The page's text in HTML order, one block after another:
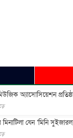
অ্যাসোসিয়েশন
যেন ‘মিনি